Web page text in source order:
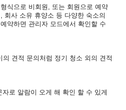
식으로 비회원, 또는 회원으로 예약
회사 소유 휴양소 등 다양한 숙소의
약하면 관리자 모드에서 확인할 수
견적 문의처럼 정기 청소 외의 견적
로 알람이 오게 해 확인 할 수 있게